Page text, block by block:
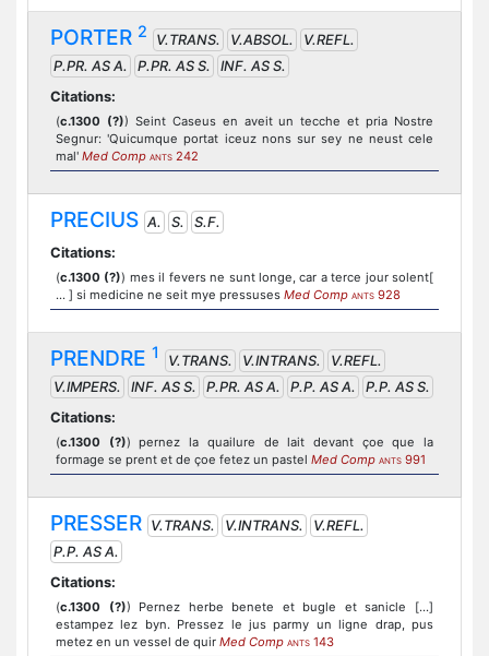
PORTER 2 V.TRANS. V.ABSOL.
V.REFL.
P.PR. AS A.
P.PR. AS S.
INF. AS S.
Citations:
(c.1300 (?)) Seint Caseus en aveit un tecche et pria Nostre
Segnur: 'Quicumque portat iceuz nons sur sey ne neust cele
mal' Med Comp ANTS 242
PRECIUS A. S.
S.F.
Citations:
(c.1300 (?)) mes il fevers ne sunt longe, car a terce jour solent[
... ] si medicine ne seit mye pressuses Med Comp ANTS 928
PRENDRE 1 V.TRANS. V.INTRANS.
V.REFL.
V.IMPERS.
INF. AS S. P.PR. AS A. P.P. AS A.
P.P. AS S.
Citations:
(c.1300 (?)) pernez la quailure de lait devant çoe que la
formage se prent et de çoe fetez un pastel Med Comp ANTS 991
PRESSER V.TRANS. V.INTRANS.
V.REFL.
P.P. AS A.
Citations:
(c.1300 (?)) Pernez herbe benete et bugle et sanicle [...]
estampez lez byn. Pressez le jus parmy un ligne drap, pus
metez en un vessel de quir Med Comp ANTS 143